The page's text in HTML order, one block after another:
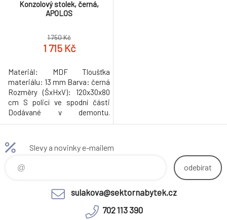
Konzolový stolek, černá,
APOLOS
1 750 Kč
1 715 Kč
Materiál: MDF Tloušťka
materiálu: 13 mm Barva: černá
Rozměry (ŠxHxV): 120x30x80
cm S policí ve spodní části
Dodávané v demontu.
Hmotnost: 14kg
Slevy a novinky e-mailem
odebírat
sulakova@sektornabytek.cz
702 113 390